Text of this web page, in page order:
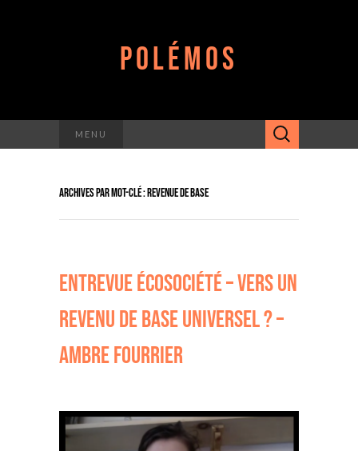
POLÉMOS
MENU Rechercher :
ARCHIVES PAR MOT-CLÉ : REVENUE DE BASE
ENTREVUE ÉCOSOCIÉTÉ – VERS UN
REVENU DE BASE UNIVERSEL ? –
AMBRE FOURRIER